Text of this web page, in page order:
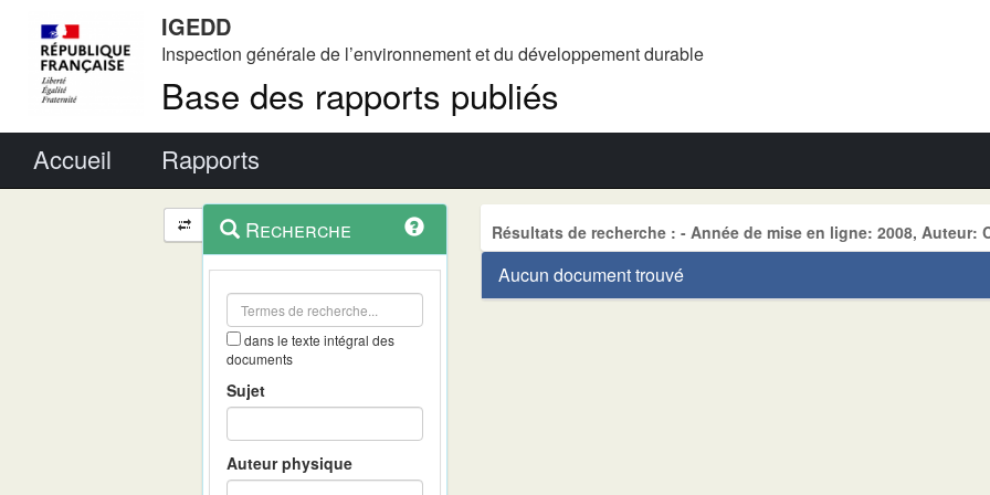
IGEDD
Inspection générale de l’environnement et du développement durable
Base des rapports publiés
Accueil Rapports
Navigation
et
outils
contextuel
Recherche
dans le texte intégral des
documents
Sujet
Auteur physique
Résultats de recherche : - Année de mise en ligne: 2008, Auteur:
Aucun document trouvé